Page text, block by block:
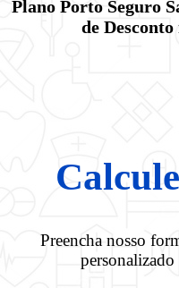
Plano Porto Seguro
de
Preencha nosso
personalizado